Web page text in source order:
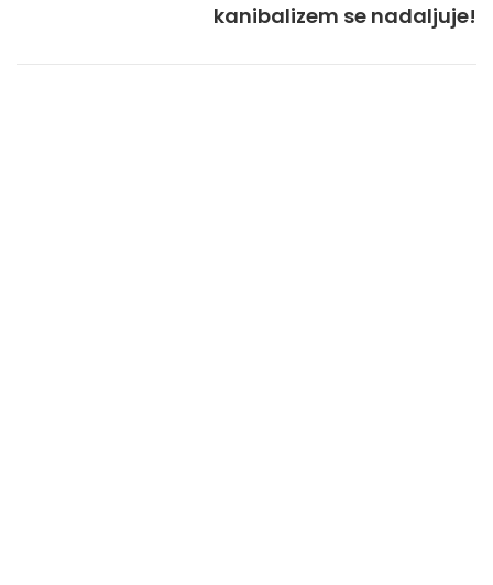
kanibalizem se nadaljuje!